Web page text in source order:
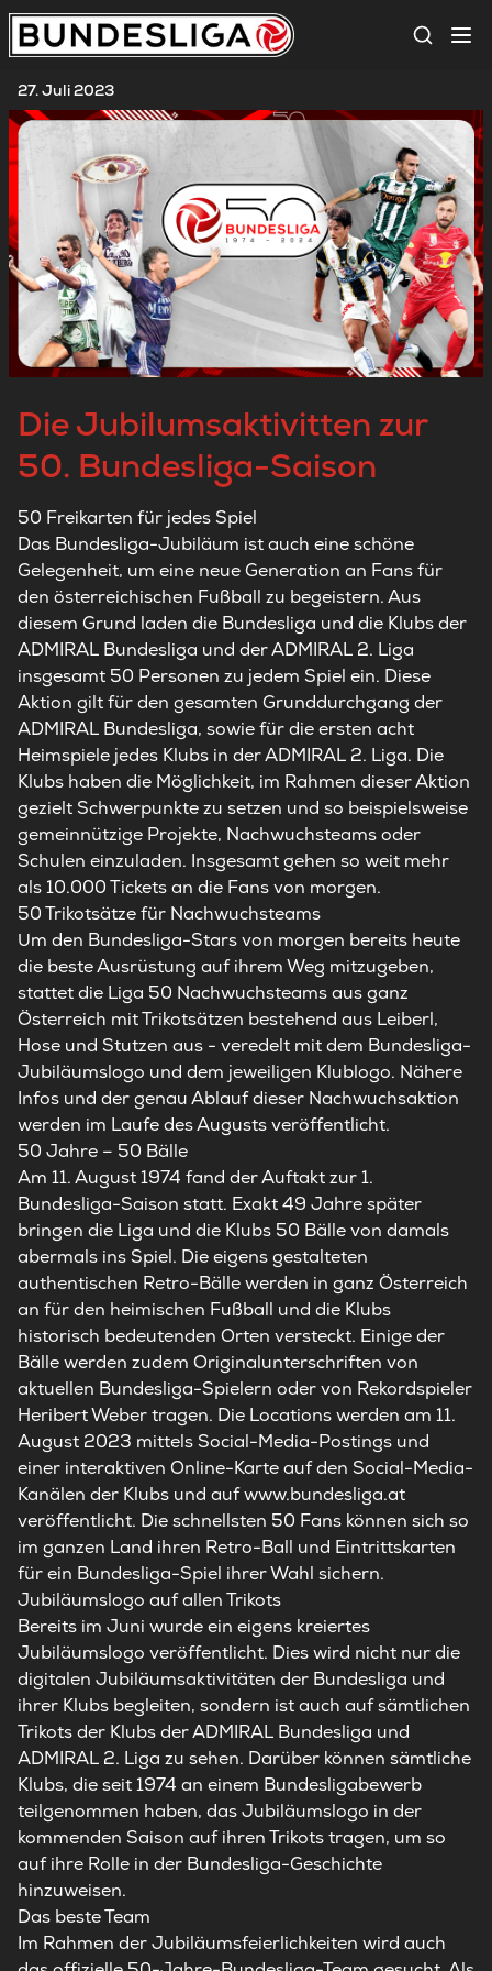
Suche
27. Juli 2023
Die Jubilumsaktivitten zur
50. Bundesliga-Saison
50 Freikarten für jedes Spiel
Das Bundesliga-Jubiläum ist auch eine schöne
Gelegenheit, um eine neue Generation an Fans für
den österreichischen Fußball zu begeistern. Aus
diesem Grund laden die Bundesliga und die Klubs der
ADMIRAL Bundesliga und der ADMIRAL 2. Liga
insgesamt 50 Personen zu jedem Spiel ein. Diese
Aktion gilt für den gesamten Grunddurchgang der
ADMIRAL Bundesliga, sowie für die ersten acht
Heimspiele jedes Klubs in der ADMIRAL 2. Liga. Die
Klubs haben die Möglichkeit, im Rahmen dieser Aktion
gezielt Schwerpunkte zu setzen und so beispielsweise
gemeinnützige Projekte, Nachwuchsteams oder
Schulen einzuladen. Insgesamt gehen so weit mehr
als 10.000 Tickets an die Fans von morgen.
50 Trikotsätze für Nachwuchsteams
Um den Bundesliga-Stars von morgen bereits heute
die beste Ausrüstung auf ihrem Weg mitzugeben,
stattet die Liga 50 Nachwuchsteams aus ganz
Österreich mit Trikotsätzen bestehend aus Leiberl,
Hose und Stutzen aus - veredelt mit dem Bundesliga-
Jubiläumslogo und dem jeweiligen Klublogo. Nähere
Infos und der genau Ablauf dieser Nachwuchsaktion
werden im Laufe des Augusts veröffentlicht.
50 Jahre – 50 Bälle
Am 11. August 1974 fand der Auftakt zur 1.
Bundesliga-Saison statt. Exakt 49 Jahre später
bringen die Liga und die Klubs 50 Bälle von damals
abermals ins Spiel. Die eigens gestalteten
authentischen Retro-Bälle werden in ganz Österreich
an für den heimischen Fußball und die Klubs
historisch bedeutenden Orten versteckt. Einige der
Bälle werden zudem Originalunterschriften von
aktuellen Bundesliga-Spielern oder von Rekordspieler
Heribert Weber tragen. Die Locations werden am 11.
August 2023 mittels Social-Media-Postings und
einer interaktiven Online-Karte auf den Social-Media-
Kanälen der Klubs und aufwww.bundesliga.at
veröffentlicht. Die schnellsten 50 Fans können sich so
im ganzen Land ihren Retro-Ball und Eintrittskarten
für ein Bundesliga-Spiel ihrer Wahl sichern.
Jubiläumslogo auf allen Trikots
Bereits im Juni wurde ein eigens kreiertes
Jubiläumslogo veröffentlicht. Dies wird nicht nur die
digitalen Jubiläumsaktivitäten der Bundesliga und
ihrer Klubs begleiten, sondern ist auch auf sämtlichen
Trikots der Klubs der ADMIRAL Bundesliga und
ADMIRAL 2. Liga zu sehen. Darüber können sämtliche
Klubs, die seit 1974 an einem Bundesligabewerb
teilgenommen haben, das Jubiläumslogo in der
kommenden Saison auf ihren Trikots tragen, um so
auf ihre Rolle in der Bundesliga-Geschichte
hinzuweisen.
Das beste Team
Im Rahmen der Jubiläumsfeierlichkeiten wird auch